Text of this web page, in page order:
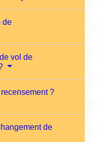
de
vol de
?
de